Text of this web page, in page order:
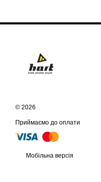
© 2026
Приймаємо до оплати
Мобільна версія